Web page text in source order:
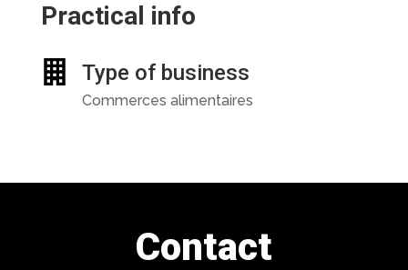
Practical info
Type of business
Commerces alimentaires
Contact